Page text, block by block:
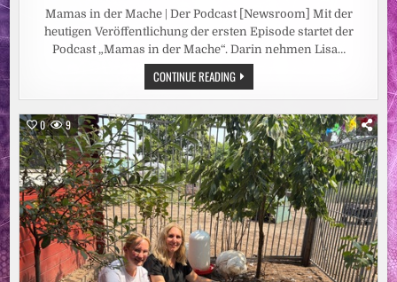
Mamas in der Mache | Der Podcast [Newsroom] Mit der
heutigen Veröffentlichung der ersten Episode startet der
Podcast „Mamas in der Mache“. Darin nehmen Lisa…
CONTINUE READINGERSTE
FOLGE
VON
„MAMAS
IN
DER
MACHE“
VERÖFFENTLICHT:
WARUM
KINDERWUNSCH
HEUTE
OFT
MEHR
IST
ALS
EINE
PRIVATE
ENTSCHEIDUNG
0 9